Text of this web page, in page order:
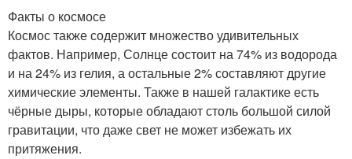
Факты о космосе
Космос также содержит множество удивительных
фактов. Например, Солнце состоит на 74% из водорода
и на 24% из гелия, а остальные 2% составляют другие
химические элементы. Также в нашей галактике есть
чёрные дыры, которые обладают столь большой силой
гравитации, что даже свет не может избежать их
притяжения.